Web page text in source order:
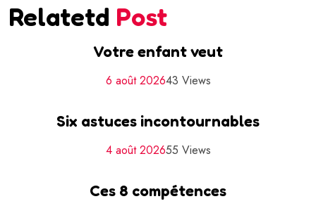
Relatetd Post
Votre enfant veut
6 août 202643 Views
Six astuces incontournables
4 août 202655 Views
Ces 8 compétences